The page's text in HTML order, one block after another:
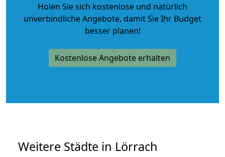
Holen Sie sich kostenlose und natürlich
unverbindliche Angebote, damit Sie Ihr Budget
besser planen!
Kostenlose Angebote erhalten
Weitere Städte in Lörrach